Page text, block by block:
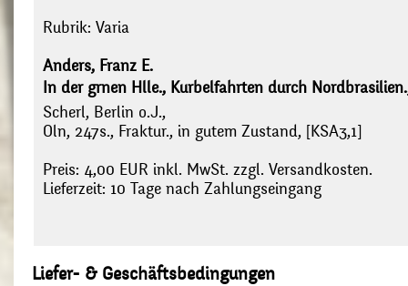
Rubrik: Varia
Anders, Franz E.
In der grnen Hlle., Kurbelfahrten durch
Scherl, Berlin o.J.,
Oln, 247s., Fraktur., in gutem Zustand, [KSA3,1]
Preis: 4,00 EUR inkl. MwSt. zzgl. Versandkosten.
Lieferzeit: 10 Tage nach Zahlungseingang
Liefer- & Geschäftsbedingungen